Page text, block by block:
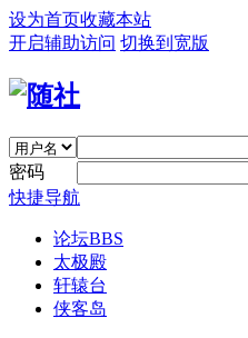
设为首页收藏本站
开启辅助访问 切换到宽版
密码
快捷导航
论坛BBS
太极殿
轩辕台
侠客岛